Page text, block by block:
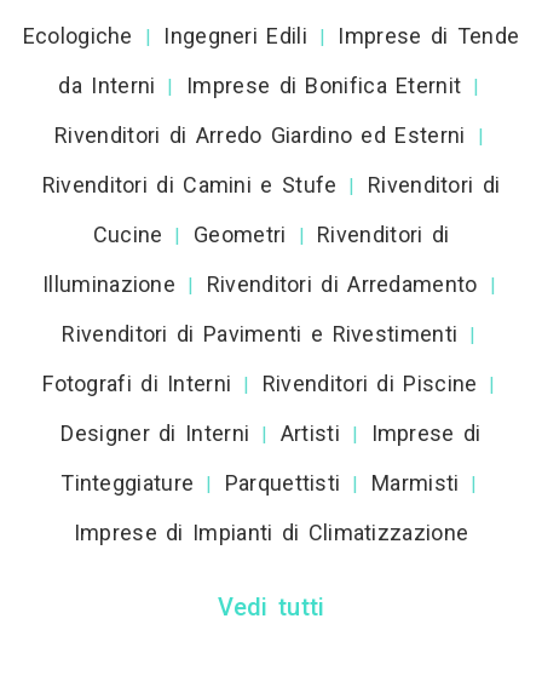
Ecologiche
| Ingegneri Edili |
Imprese di Tende
da Interni
| Imprese di Bonifica Eternit |
Rivenditori di Arredo Giardino ed Esterni |
Rivenditori di Camini e Stufe |
Rivenditori di
Cucine
| Geometri |
Rivenditori di
Illuminazione
| Rivenditori di Arredamento |
Rivenditori di Pavimenti e Rivestimenti |
Fotografi di Interni | Rivenditori di Piscine |
Designer di Interni | Artisti |
Imprese di
Tinteggiature
| Parquettisti | Marmisti |
Imprese di Impianti di Climatizzazione
Vedi tutti